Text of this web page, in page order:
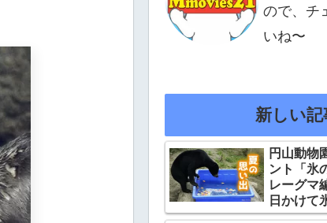
ので、チ
いね〜
新しい記
円山動物
ント「氷
レーグマ
日かけて